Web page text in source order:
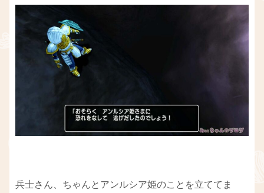
兵士さん、ちゃんとアンルシア姫のことを立ててま